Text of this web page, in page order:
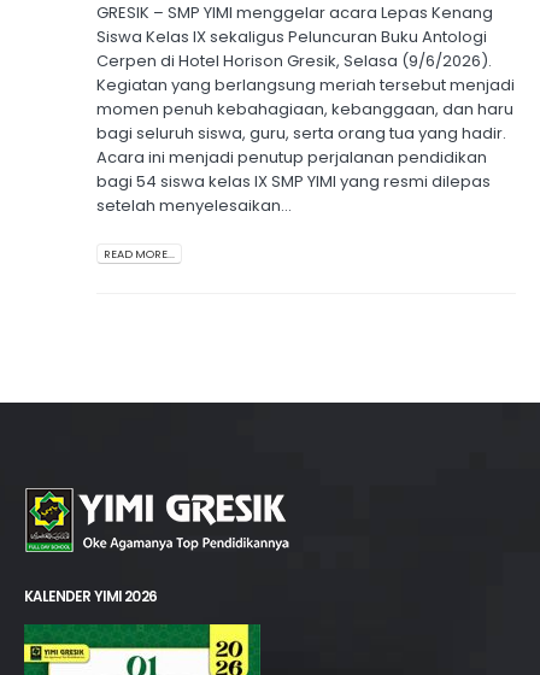
GRESIK – SMP YIMI menggelar acara Lepas Kenang
Siswa Kelas IX sekaligus Peluncuran Buku Antologi
Cerpen di Hotel Horison Gresik, Selasa (9/6/2026).
Kegiatan yang berlangsung meriah tersebut menjadi
momen penuh kebahagiaan, kebanggaan, dan haru
bagi seluruh siswa, guru, serta orang tua yang hadir.
Acara ini menjadi penutup perjalanan pendidikan
bagi 54 siswa kelas IX SMP YIMI yang resmi dilepas
setelah menyelesaikan...
READ MORE...
KALENDER YIMI 2026